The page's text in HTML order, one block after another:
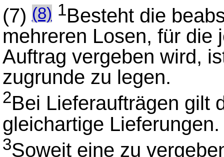
(7)(8) 1Besteht die
mehreren Losen, für die
Auftrag vergeben wird,
zugrunde zu legen.
2Bei Lieferaufträgen gilt
gleichartige Lieferungen.
3Soweit eine zu